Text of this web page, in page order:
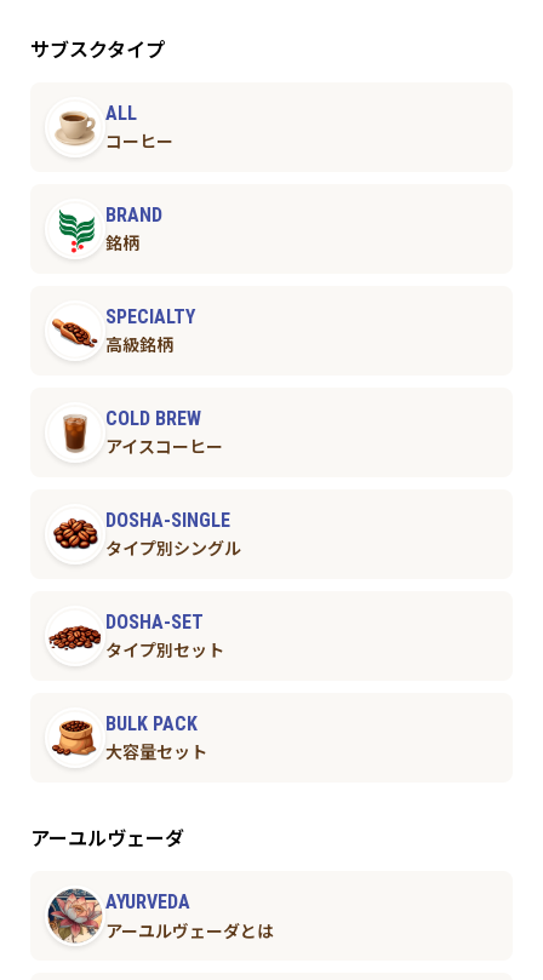
サブスクタイプ
ALL
コーヒー
BRAND
銘柄
SPECIALTY
高級銘柄
COLD BREW
アイスコーヒー
DOSHA-SINGLE
タイプ別シングル
DOSHA-SET
タイプ別セット
BULK PACK
大容量セット
アーユルヴェーダ
AYURVEDA
アーユルヴェーダとは